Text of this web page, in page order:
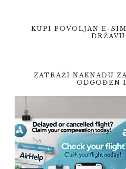
KUPI POVOLJAN E-
DRŽAVU:
ZATRAŽI NAKNADU
ODGOĐEN